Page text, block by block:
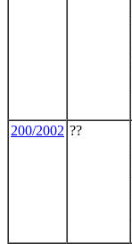
200/2002 ??